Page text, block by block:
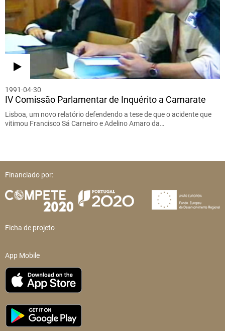
1991-04-30
IV Comissão Parlamentar de Inquérito a Camarate
Lisboa, um novo relatório defendendo a tese de que o acidente que
vitimou Francisco Sá Carneiro e Adelino Amaro da…
Financiado por:
Ficha de projeto
App Mobile